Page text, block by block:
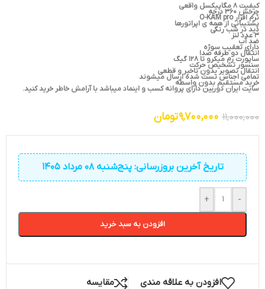
کیفیت ۸ مگاپیکسل واقعی
چرخش ۳۶۰ درجه
نرم افزار O-KAM pro
پشتیبانی از همه ی اپراتورها
دید در شب رنگی
۳ عدد لنز
ضد آب
دارای تعقیب سوژه
انتقال دو طرفه صدا
ساپورت رم میکرو تا ۱۲۸ گیگ
سنسور تشخیص حرکت
انتقال تصویر بدون تاخیر و قطعی
تمامی اجناس تست شده ارسال میشوند
خرید مستقیم بدون واسطه
سایت ایران دوربین دارای پروانه کسب و اینماد میباشد با آرامش خاطر خرید کنید.
11,000,000
9,700,000تومان
تاریخ آخرین بروزرسانی: پنج‌شنبه 08 مرداد 1405
-
+
افزودن به سبد خرید
افزودن به علاقه مندی مقایسه